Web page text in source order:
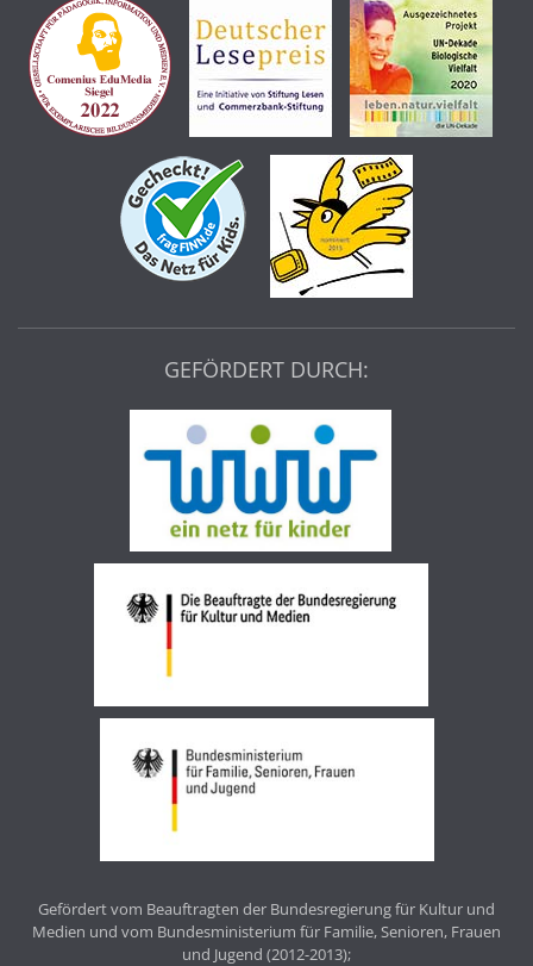
GEFÖRDERT DURCH:
Gefördert vom Beauftragten der Bundesregierung für Kultur und
Medien und vom Bundesministerium für Familie, Senioren, Frauen
und Jugend (2012-2013);